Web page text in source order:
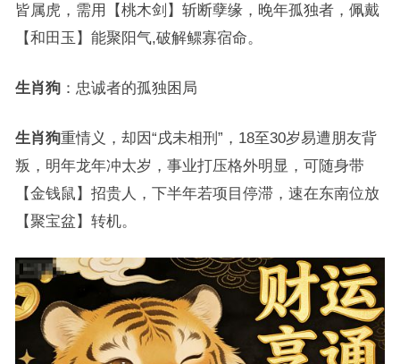
皆属虎，需用【桃木剑】斩断孽缘，晚年孤独者，佩戴
【和田玉】能聚阳气,破解鳏寡宿命。
生肖狗：忠诚者的孤独困局
生肖狗重情义，却因“戌未相刑”，18至30岁易遭朋友背
叛，明年龙年冲太岁，事业打压格外明显，可随身带
【金钱鼠】招贵人，下半年若项目停滞，速在东南位放
【聚宝盆】转机。